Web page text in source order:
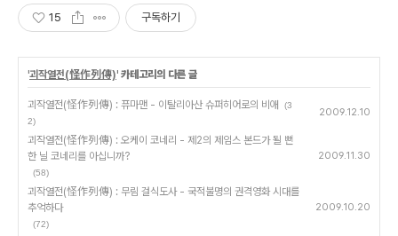
15 구독하기
'괴작열전(怪作列傳)' 카테고리의 다른 글
괴작열전(怪作列傳) : 퓨마맨 - 이탈리아산 슈퍼히어로의 비애
(3
2)
2009.12.10
괴작열전(怪作列傳) : 오케이 코네리 - 제2의 제임스 본드가 될 뻔
한 닐 코네리를 아십니까?
(58)
2009.11.30
괴작열전(怪作列傳) : 무림 걸식도사 - 국적불명의 권격영화 시대를
추억하다
(72)
2009.10.20